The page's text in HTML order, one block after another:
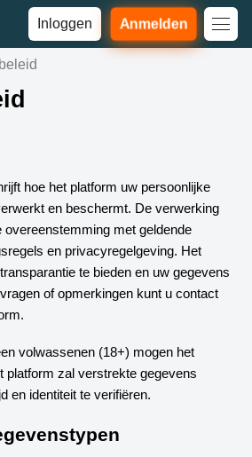
Inloggen Anmelden
hoe het platform uw persoonlijke
en beschermt. De verwerking
overeenstemming met geldende
en privacyregelgeving. Het
te bieden en uw gegevens
of opmerkingen kunt u contact
volwassenen (18+) mogen het
platform zal verstrekte gegevens
en identiteit te verifiëren.